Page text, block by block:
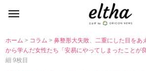
ホーム> コラム>鼻整形大失敗、二重にした目をあ
から学んだ女性たち「安易にやってしまったことが
細 9枚目